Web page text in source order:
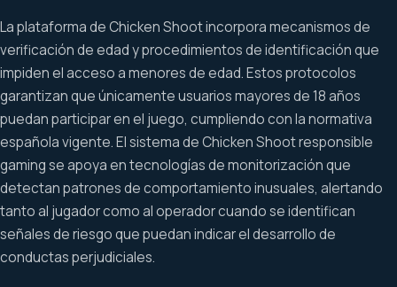
La plataforma de Chicken Shoot incorpora mecanismos de
verificación de edad y procedimientos de identificación que
impiden el acceso a menores de edad. Estos protocolos
garantizan que únicamente usuarios mayores de 18 años
puedan participar en el juego, cumpliendo con la normativa
española vigente. El sistema de Chicken Shoot responsible
gaming se apoya en tecnologías de monitorización que
detectan patrones de comportamiento inusuales, alertando
tanto al jugador como al operador cuando se identifican
señales de riesgo que puedan indicar el desarrollo de
conductas perjudiciales.